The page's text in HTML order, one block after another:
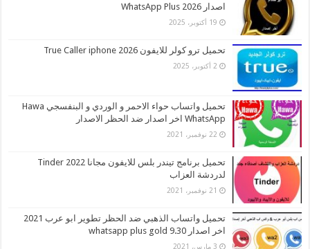
اصدار 2026 WhatsApp Plus
19 أكتوبر، 2025
تحميل ترو كولر للايفون 2026 True Caller iphone
2 أكتوبر، 2025
تحميل واتساب حواء الاحمر و الوردي و البنفسجي Hawa
WhatsApp اخر اصدار ضد الحظر الاصدار
22 نوفمبر، 2021
تحميل برنامج تيندر بلس للايفون مجانا 2022 Tinder
لدردشة العزاب
21 نوفمبر، 2021
تحميل واتساب الذهبي ضد الحظر تطوير ابو عرب 2021
اخر اصدار whatsapp plus gold 9.30
3 مارس، 2021